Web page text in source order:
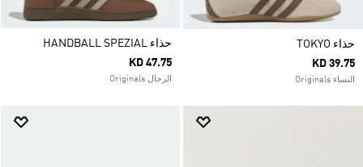
حذاء TOKYO
KD 39.75
النساء Originals
حذاء HANDBALL SPEZIAL
KD 47.75
الرجال Originals